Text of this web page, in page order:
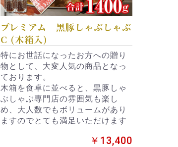
プレミアム 黒豚しゃぶしゃぶ
C (木箱入)
特にお世話になったお方への贈り
物として、大変人気の商品となっ
ております。
木箱を食卓に並べると、黒豚しゃ
ぶしゃぶ専門店の雰囲気も楽し
め、大人数でもボリュームがあり
ますのでとても満足いただけます
￥13,400